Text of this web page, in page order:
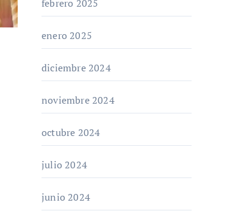
febrero 2025
enero 2025
diciembre 2024
noviembre 2024
octubre 2024
julio 2024
junio 2024